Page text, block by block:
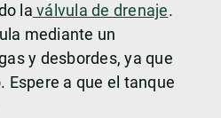
la válvula de drenaje.
mediante un
y desbordes, ya que
Espere a que el tanque